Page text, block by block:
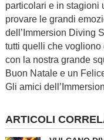
particolari e in stagioni
provare le grandi
dell’Immersion Diving
tutti quelli che
con la nostra grande
Buon Natale e un
Gli amici
ARTICOLI